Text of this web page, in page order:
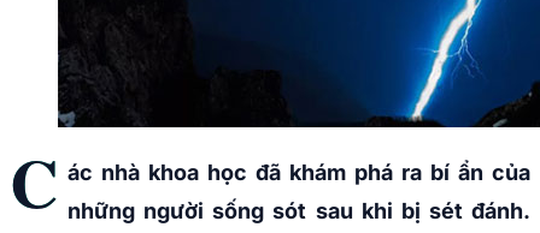
C ác nhà khoa học đã khám phá ra bí ẩn của
những người sống sót sau khi bị sét đánh.